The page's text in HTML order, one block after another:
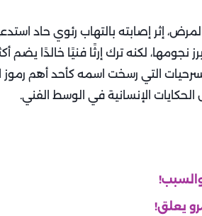
في 14 أكتوبر 2020 بعد صراع مع المرض، إثر إصابته بالتهاب رئوي
جانب عشرات المسرحيات التي رسخت اسمه كأحد أهم
الإنسانية في الوسط الفني.
يعلق!